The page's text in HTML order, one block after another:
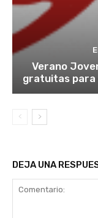
Verano
gratuitas para
DEJA UNA